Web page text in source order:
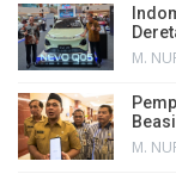
M.
M.